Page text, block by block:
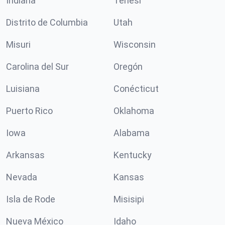
Distrito de Columbia Utah
Misuri Wisconsin
Carolina del Sur Oregón
Luisiana Conécticut
Puerto Rico Oklahoma
Iowa Alabama
Arkansas Kentucky
Nevada Kansas
Isla de Rode Misisipi
Nueva México Idaho